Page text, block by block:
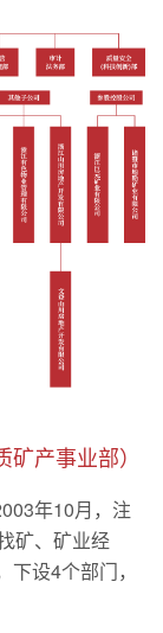
矿产事业部）
年10月，注
矿、矿业经
设4个部门，